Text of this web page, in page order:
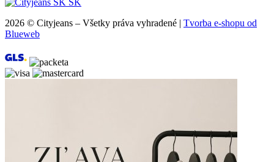
SK
2026 © Cityjeans – Všetky práva vyhradené | Tvorba e-shopu od
Blueweb